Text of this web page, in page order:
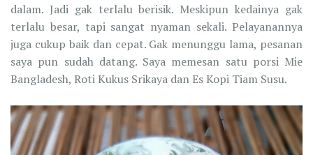
dalam. Jadi gak terlalu berisik. Meskipun kedainya gak
terlalu besar, tapi sangat nyaman sekali. Pelayanannya
juga cukup baik dan cepat. Gak menunggu lama, pesanan
saya pun sudah datang. Saya memesan satu porsi Mie
Bangladesh, Roti Kukus Srikaya dan Es Kopi Tiam Susu.